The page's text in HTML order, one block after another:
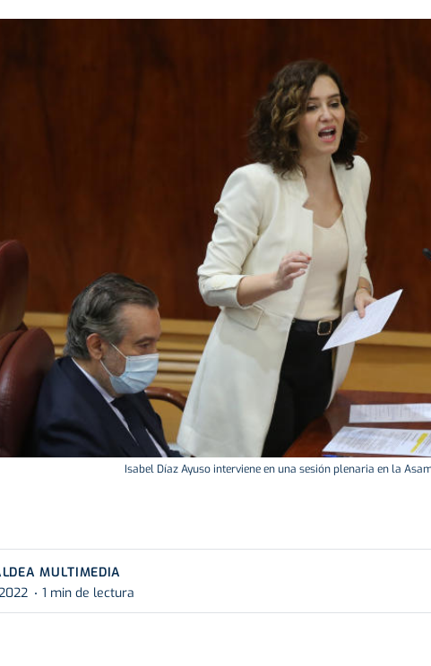
Isabel Díaz Ayuso interviene en una sesión plenaria en la
MULTIMEDIA
1 min de lectura